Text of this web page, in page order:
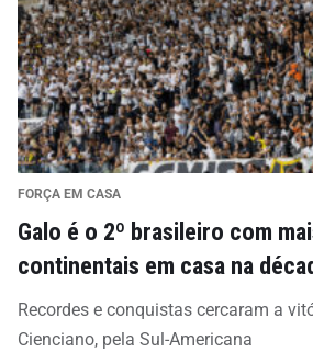
FORÇA EM CASA
Galo é o 2º brasileiro com
continentais em casa na
Recordes e conquistas cercaram a
Cienciano, pela Sul-Americana